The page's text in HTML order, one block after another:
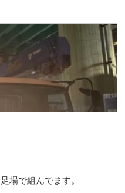
場で組んでます。